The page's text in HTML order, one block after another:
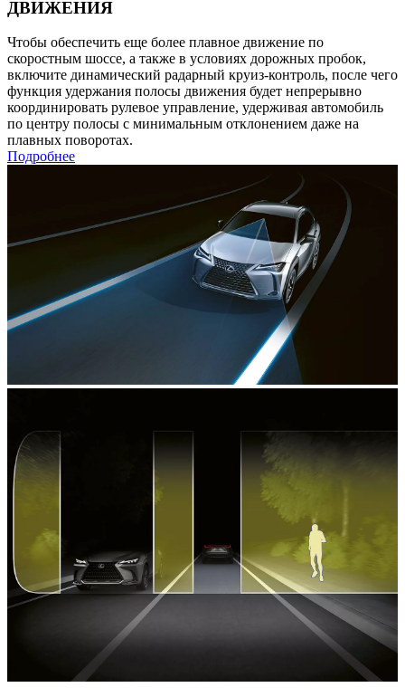
ДВИЖЕНИЯ
Чтобы обеспечить еще более плавное движение по
скоростным шоссе, а также в условиях дорожных пробок,
включите динамический радарный круиз-контроль, после чего
функция удержания полосы движения будет непрерывно
координировать рулевое управление, удерживая автомобиль
по центру полосы с минимальным отклонением даже на
плавных поворотах.
Подробнее